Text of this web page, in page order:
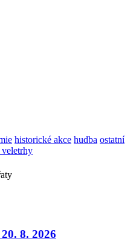
historické akce hudba ostatní
8. 2026